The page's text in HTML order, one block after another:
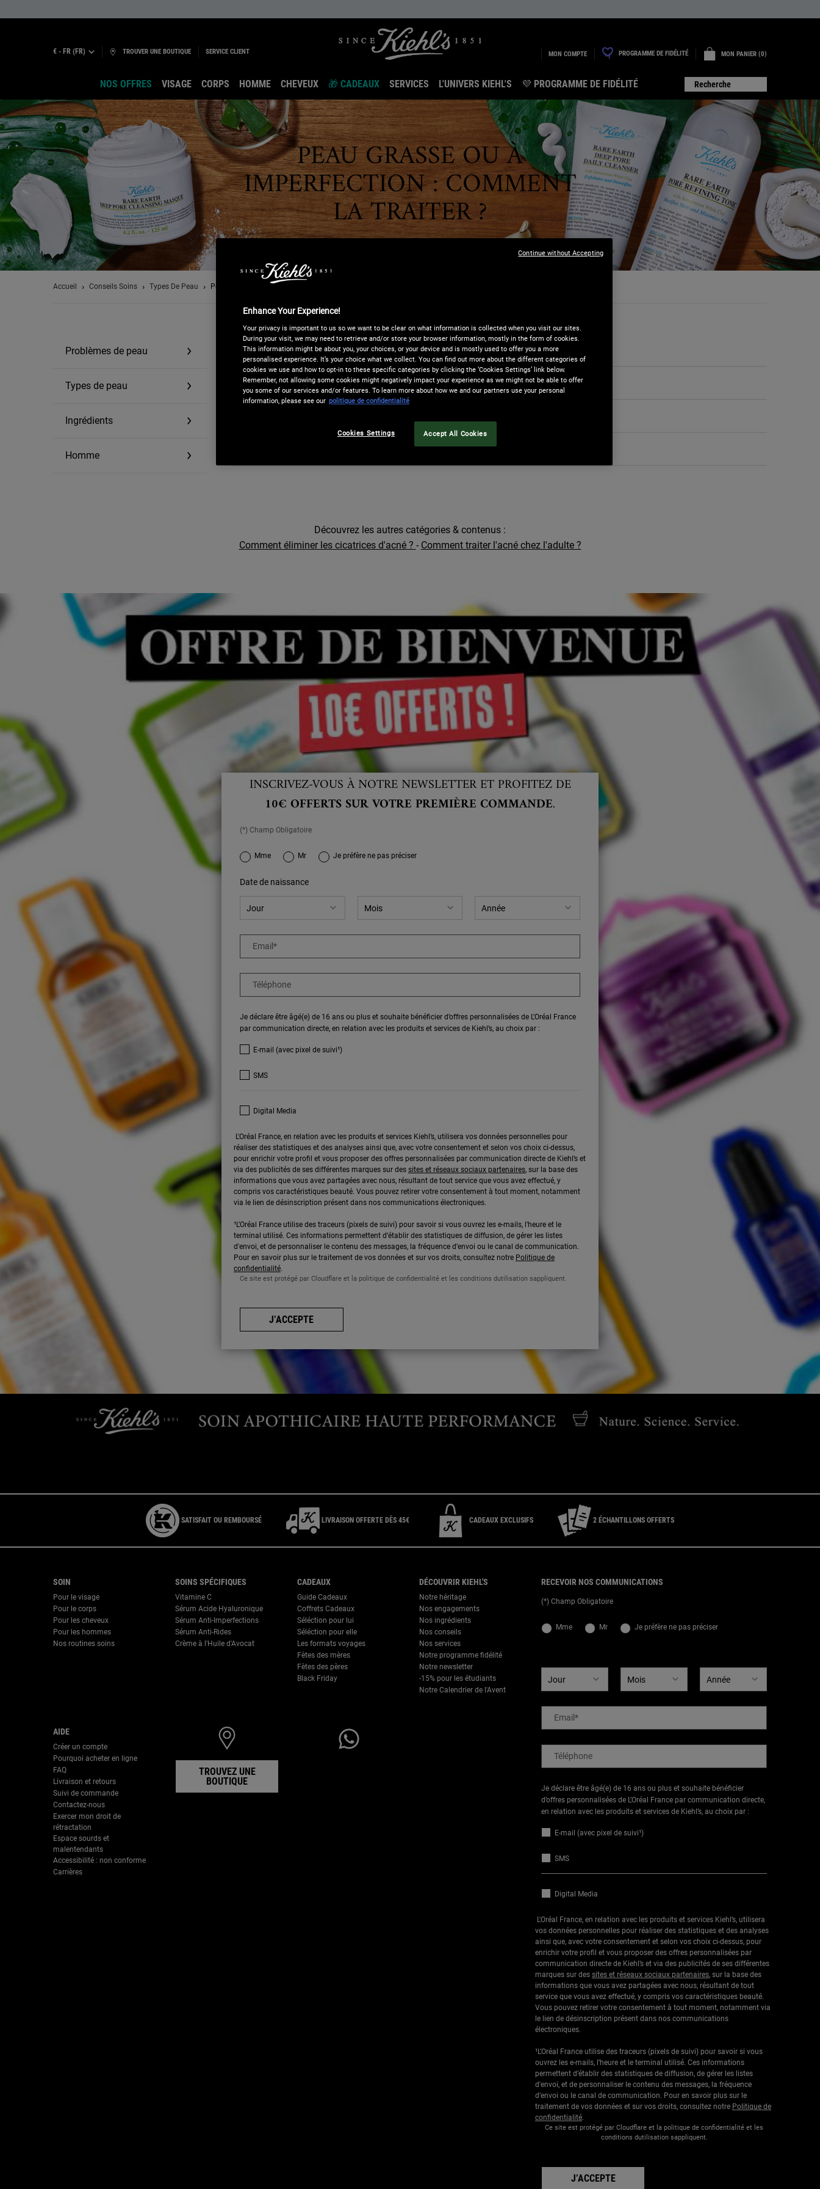
€ - FR (FR) TROUVER UNE BOUTIQUE SERVICE CLIENT MON COMPTE PROGRAMME DE FIDÉLITÉ MON PANIER 0
0 PRODUIT
NOS OFFRES VISAGE CORPS HOMME CHEVEUX 🎁 CADEAUX SERVICES L'UNIVERS KIEHL'S 💜 PROGRAMME DE FIDÉLITÉ Recherche
Main content
PEAU GRASSE OU À
IMPERFECTION : COMMENT
LA TRAITER ?
Accueil Conseils Soins Types De Peau Peau Grasse Ou À Imperfection : Comment La Traiter ?
Problèmes de peau
Types de peau
Ingrédients
Homme
QU'EST-CE QU'UNE PEAU GRASSE À IMPERFECTIONS ?
QU'EST-CE QU'UNE IMPERFECTION ?
Découvrez les autres catégories & contenus :
Comment éliminer les cicatrices d'acné ? - Comment traiter l'acné chez l'adulte ?
INSCRIVEZ-VOUS À NOTRE NEWSLETTER ET PROFITEZ DE
10€ OFFERTS SUR VOTRE PREMIÈRE COMMANDE.
(*) Champ Obligatoire
newslettersignup.title.legend
Mme Mr Je préfère ne pas préciser
Date de naissance
Email*
Téléphone
Je déclare être âgé(e) de 16 ans ou plus et souhaite bénéficier d’offres personnalisées de L’Oréal France
par communication directe, en relation avec les produits et services de Kiehl’s, au choix par :
E-mail (avec pixel de suivi¹)
SMS
Digital Media
L'Oréal France, en relation avec les produits et services Kiehl’s, utilisera vos données personnelles pour
réaliser des statistiques et des analyses ainsi que, avec votre consentement et selon vos choix ci-dessus,
pour enrichir votre profil et vous proposer des offres personnalisées par communication directe de Kiehl’s et
via des publicités de ses différentes marques sur des sites et réseaux sociaux partenaires, sur la base des
informations que vous avez partagées avec nous, résultant de tout service que vous avez effectué, y
compris vos caractéristiques beauté. Vous pouvez retirer votre consentement à tout moment, notamment
via le lien de désinscription présent dans nos communications électroniques.
¹L’Oréal France utilise des traceurs (pixels de suivi) pour savoir si vous ouvrez les e-mails, l’heure et le
terminal utilisé. Ces informations permettent d’établir des statistiques de diffusion, de gérer les listes
d'envoi, et de personnaliser le contenu des messages, la fréquence d’envoi ou le canal de communication.
Pour en savoir plus sur le traitement de vos données et sur vos droits, consultez notre Politique de
confidentialité.
Ce site est protégé par Cloudflare et la politique de confidentialité et les conditions dutilisation sappliquent.
J’ACCEPTE
SATISFAIT OU REMBOURSÉ LIVRAISON OFFERTE DÈS 45€ CADEAUX EXCLUSIFS 2 ÉCHANTILLONS OFFERTS
SOIN
Pour le visage
Pour le corps
Pour les cheveux
Pour les hommes
Nos routines soins
SOINS SPÉCIFIQUES
Vitamine C
Sérum Acide Hyaluronique
Sérum Anti-Imperfections
Sérum Anti-Rides
Crème à l'Huile d'Avocat
CADEAUX
Guide Cadeaux
Coffrets Cadeaux
Séléction pour lui
Séléction pour elle
Les formats voyages
Fètes des mères
Fètes des pères
Black Friday
DÉCOUVRIR KIEHL'S
Notre héritage
Nos engagements
Nos ingrédients
Nos conseils
Nos services
Notre programme fidélité
Notre newsletter
-15% pour les étudiants​
Notre Calendrier de l'Avent
AIDE
Créer un compte
Pourquoi acheter en ligne
FAQ
Livraison et retours
Suivi de commande
Contactez-nous
Exercer mon droit de
rétractation
Espace sourds et
malentendants
Accessibilité : non conforme
Carrières
TROUVEZ UNE
BOUTIQUE
RECEVOIR NOS COMMUNICATIONS
(*) Champ Obligatoire
newslettersignup.title.legend
Mme Mr Je préfère ne pas préciser
Email*
Téléphone
Je déclare être âgé(e) de 16 ans ou plus et souhaite bénéficier
d’offres personnalisées de L’Oréal France par communication directe,
en relation avec les produits et services de Kiehl’s, au choix par :
E-mail (avec pixel de suivi¹)
SMS
Digital Media
L'Oréal France, en relation avec les produits et services Kiehl’s, utilisera
vos données personnelles pour réaliser des statistiques et des analyses
ainsi que, avec votre consentement et selon vos choix ci-dessus, pour
enrichir votre profil et vous proposer des offres personnalisées par
communication directe de Kiehl’s et via des publicités de ses différentes
marques sur des sites et réseaux sociaux partenaires, sur la base des
informations que vous avez partagées avec nous, résultant de tout
service que vous avez effectué, y compris vos caractéristiques beauté.
Vous pouvez retirer votre consentement à tout moment, notamment via
le lien de désinscription présent dans nos communications
électroniques.
¹L’Oréal France utilise des traceurs (pixels de suivi) pour savoir si vous
ouvrez les e-mails, l’heure et le terminal utilisé. Ces informations
permettent d’établir des statistiques de diffusion, de gérer les listes
d'envoi, et de personnaliser le contenu des messages, la fréquence
d’envoi ou le canal de communication. Pour en savoir plus sur le
traitement de vos données et sur vos droits, consultez notre Politique de
confidentialité.
Ce site est protégé par Cloudflare et la politique de confidentialité et les
conditions dutilisation sappliquent.
J’ACCEPTE
Enhance Your Experience!
Your privacy is important to us so we want to be clear on what information is collected when you visit our sites.
During your visit, we may need to retrieve and/or store your browser information, mostly in the form of cookies.
This information might be about you, your choices, or your device and is mostly used to offer you a more
personalised experience. It’s your choice what we collect. You can find out more about the different categories of
cookies we use and how to opt-in to these specific categories by clicking the ‘Cookies Settings’ link below.
Remember, not allowing some cookies might negatively impact your experience as we might not be able to offer
you some of our services and/or features. To learn more about how we and our partners use your personal
information, please see our politique de confidentialité
Cookies Settings Accept All Cookies
Continue without Accepting